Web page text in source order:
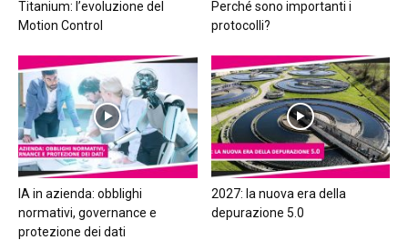
Titanium: l’evoluzione del
Motion Control
Perché sono importanti i
protocolli?
IA in azienda: obblighi
normativi, governance e
protezione dei dati
2027: la nuova era della
depurazione 5.0